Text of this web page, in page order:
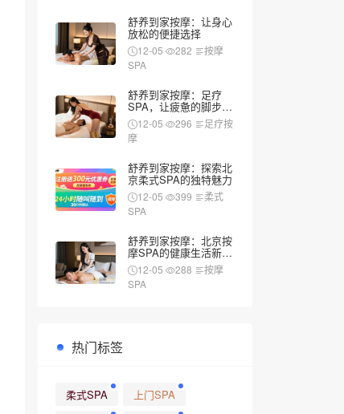
舒养到家按摩：让身心
放松的便捷选择
12-05 282
按摩
SPA
舒养到家按摩：足疗
SPA，让疲惫的脚步重
新焕发活力
12-05 296
足疗按
摩
舒养到家按摩：探索北
京柔式SPA的独特魅力
12-05 399
柔式
SPA
舒养到家按摩：北京按
摩SPA的健康生活新风
尚12-05 288
按摩
SPA
热门标签
柔式SPA
上门SPA